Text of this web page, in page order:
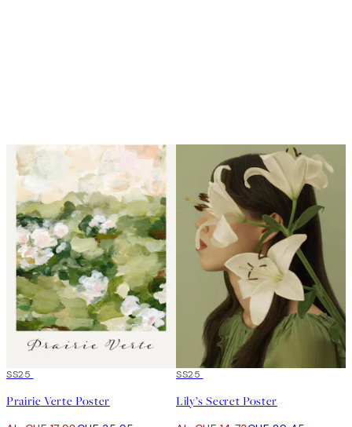
Videoschleifen sind eingeschaltet
50%*
SS25
Prairie Verte Poster
50%*
SS25
Lily’s Secret Poster